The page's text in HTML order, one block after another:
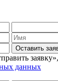
Оставить
данных